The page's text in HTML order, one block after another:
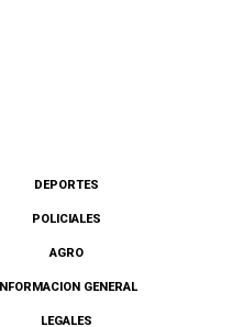
DEPORTES
POLICIALES
AGRO
INFORMACION GENERAL
LEGALES